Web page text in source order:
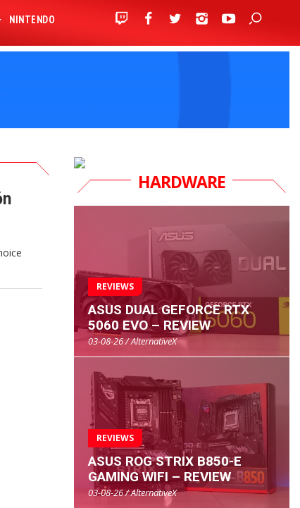
NINTENDO
HARDWARE
REVIEWS
ASUS DUAL GEFORCE RTX
5060 EVO – REVIEW
03-08-26 / AlternativeX
REVIEWS
ASUS ROG STRIX B850-E
GAMING WIFI – REVIEW
03-08-26 / AlternativeX